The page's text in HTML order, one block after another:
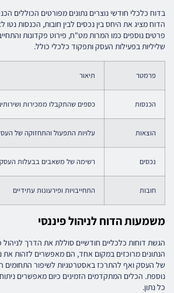
בדוח כלכלי חודשי נוצרים נתונים מפורטים הכוללים
הדוח מציג את היחס בין נכסים לבין חובות, הכנסות נטו
פרטים נוספים כמו המרות מט"ח, פירוט פקדונות
שליליות בפעילות העסק ותפקוד כלכלי כולל.
פרמטר תיאור
הכנסות כספים שהתקבלו ממכירות
הוצאות עלויות התפעול והתחזוקה של
נכסים רשימה של משאבים בבעלות העסק
חובות התחייבויות ופירעונות עתידיים
משמעות הדוח לניהול פיננסי
הגשת דוחות כלכליים חודשיים סוללת את הדרך לניהול
הנתונים מרוכזים במקום אחד, הם מאפשרים לזהות את
של העסק ואף להתרכז באסטרטגיות לשיפור התחומים
נוספת. הכלים המתקדמים הזמינים כיום מאפשרים ניתוח
כל נתון.